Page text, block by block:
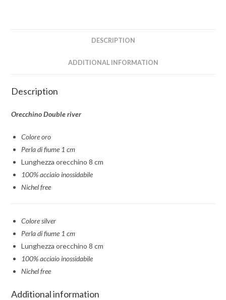
DESCRIPTION
ADDITIONAL INFORMATION
Description
Orecchino Double river
Colore oro
Perla di fiume 1 cm
Lunghezza orecchino 8 cm
100% acciaio inossidabile
Nichel free
Colore silver
Perla di fiume 1 cm
Lunghezza orecchino 8 cm
100% acciaio inossidabile
Nichel free
Additional information